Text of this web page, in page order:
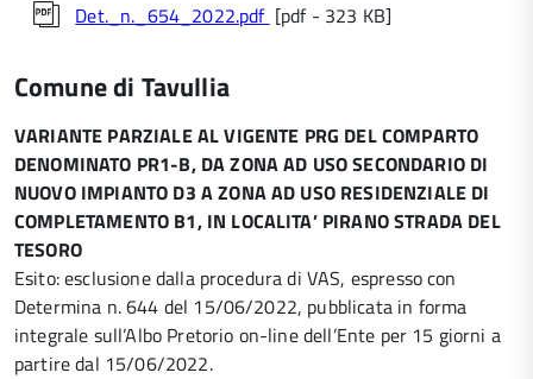
Det._n._654_2022.pdf [pdf - 323 KB]
Comune di Tavullia
VARIANTE PARZIALE AL VIGENTE PRG DEL COMPARTO
DENOMINATO PR1-B, DA ZONA AD USO SECONDARIO DI
NUOVO IMPIANTO D3 A ZONA AD USO RESIDENZIALE DI
COMPLETAMENTO B1, IN LOCALITA’ PIRANO STRADA DEL
TESORO
Esito: esclusione dalla procedura di VAS, espresso con
Determina n. 644 del 15/06/2022, pubblicata in forma
integrale sull’Albo Pretorio on-line dell’Ente per 15 giorni a
partire dal 15/06/2022.